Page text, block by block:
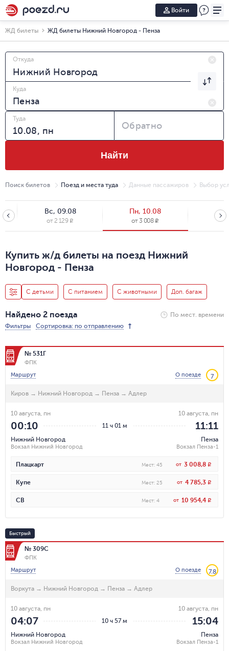
Войти
ЖД билеты ЖД билеты Нижний Новгород - Пенза
Откуда
Куда
Туда
Обратно
Найти
Поиск билетов Поезд и места туда Данные пассажиров Выбор
Вс, 09.08
от 2 129 R
Пн, 10.08
от3 008 R
Вт,
от2
Купить ж/д билеты на поезд Нижний
Новгород - Пенза
С детьми С питанием С животными Доп. багаж
Найдено 2 поезда
По мест. времени
Фильтры
Сортировка: по отправлению
№ 531Г
ФПК
Маршрут
О поезде 7
Киров → Нижний Новгород → Пенза → Адлер
11 ч 01 м
10 августа, пн
00:10
Нижний Новгород
Вокзал Нижний Новгород
10 августа, пн
11:11
Пенза
Вокзал Пенза-1
Плацкарт Мест: 45 от 3 008,8 R
Купе Мест: 25 от 4 785,3 R
СВ Мест: 4 от 10 954,4 R
Быстрый
№ 309С
ФПК
Маршрут
О поезде 7.8
Воркута → Нижний Новгород → Пенза → Адлер
10 ч 57 м
10 августа, пн
04:07
Нижний Новгород
Вокзал Нижний Новгород
10 августа, пн
15:04
Пенза
Вокзал Пенза-1